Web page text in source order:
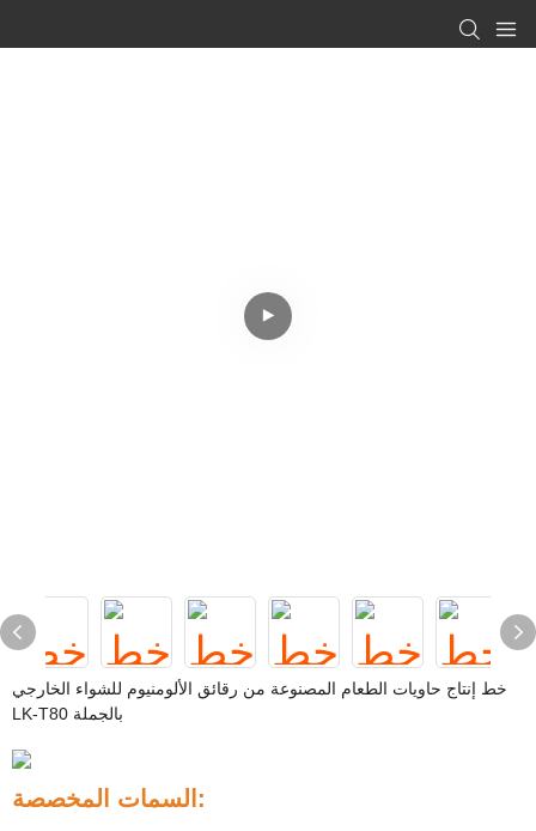
خط إنتاج حاويات الطعام المصنوعة من رقائق الألومنيوم للشواء الخارجي
LK-T80 بالجملة
السمات المخصصة: